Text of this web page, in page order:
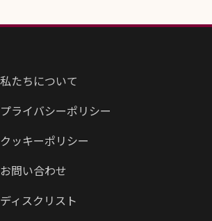
私たちについて
プライバシーポリシー
クッキーポリシー
お問い合わせ
ディスクリスト